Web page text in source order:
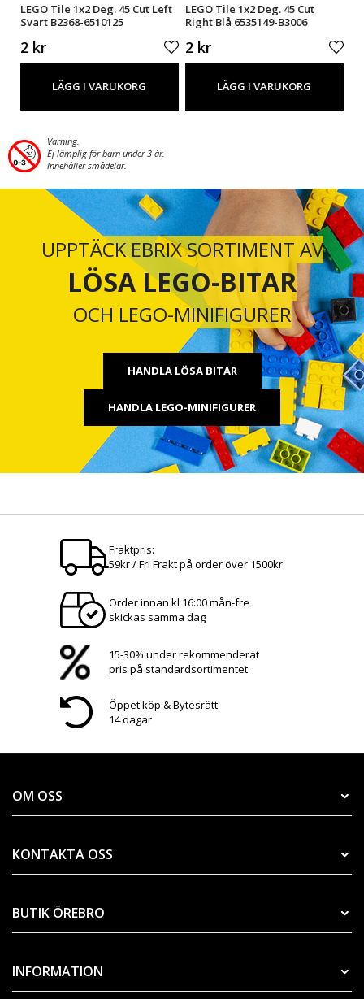
LEGO Tile 1x2 Deg. 45 Cut Left
Svart B2368-6510125
2 kr
LÄGG I VARUKORG
LEGO Tile 1x2 Deg. 45 Cut
Right Blå 6535149-B3006
2 kr
LÄGG I VARUKORG
Varning.
Ej lämplig för barn under 3 år.
Innehåller smådelar.
UPPTÄCK EBRIX SORTIMENT AV
LÖSA LEGO-BITAR
OCH LEGO-MINIFIGURER
HANDLA LÖSA BITAR
HANDLA LEGO-MINIFIGURER
Fraktpris:
59kr / Fri Frakt på order över 1500kr
Order innan kl 16:00 mån-fre
skickas samma dag
15-30% under rekommenderat
pris på standardsortimentet
Öppet köp & Bytesrätt
14 dagar
OM OSS
KONTAKTA OSS
BUTIK ÖREBRO
INFORMATION